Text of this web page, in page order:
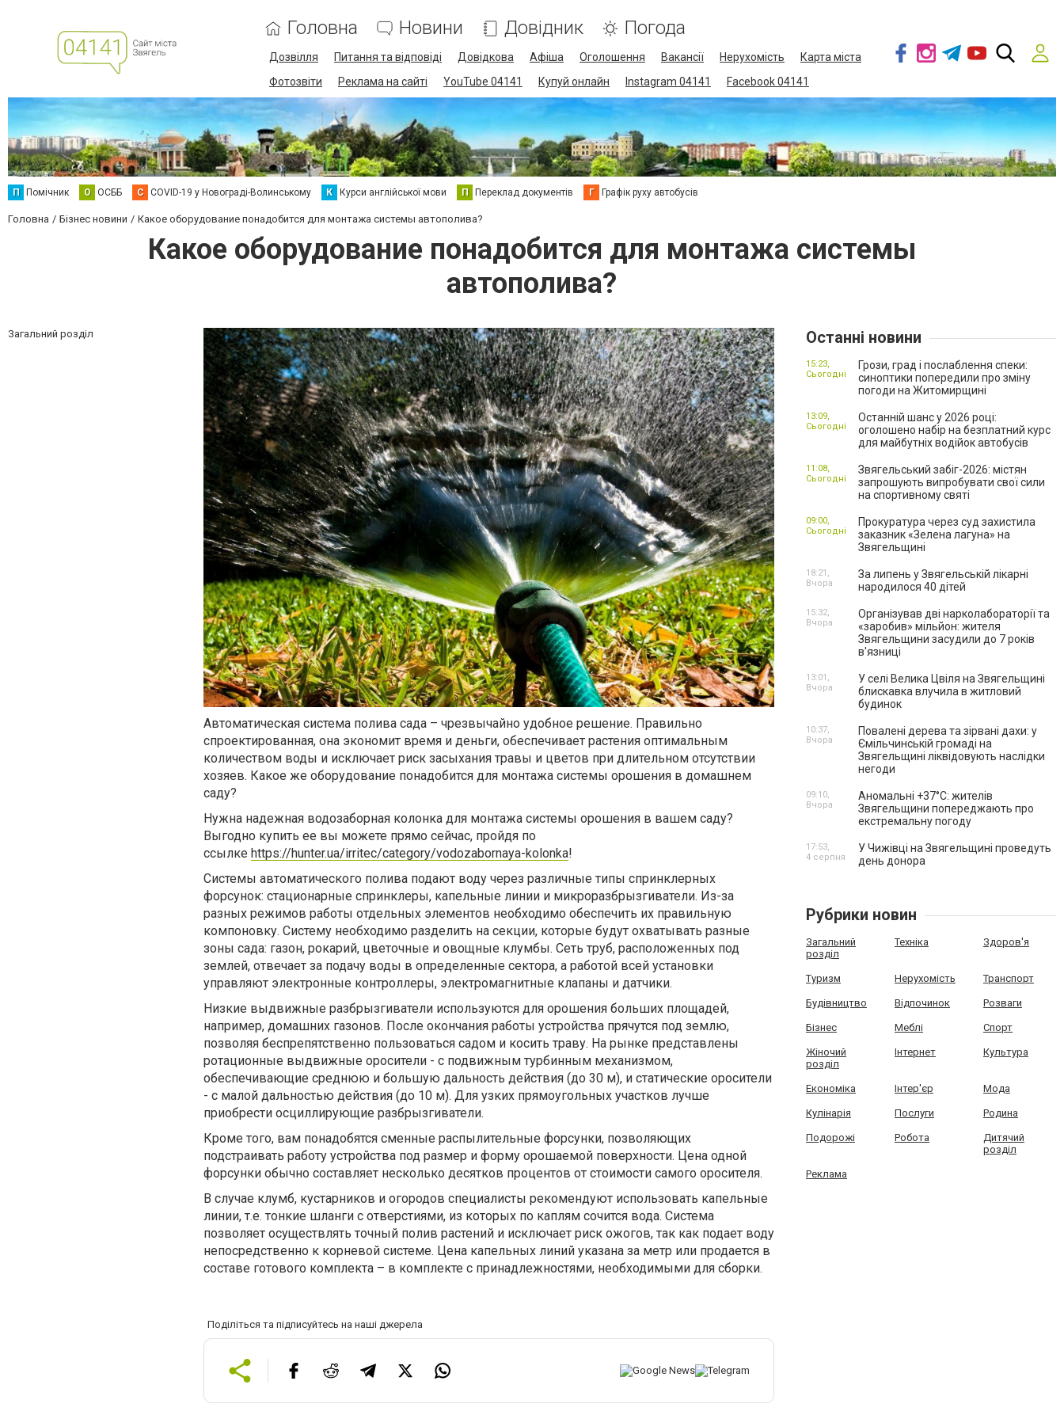
Головна Новини Довідник Погода
Дозвілля Питання та відповіді Довідкова Афіша Оголошення Вакансії Нерухомість
Карта міста
Фотозвіти
Реклама на сайті YouTube 04141 Купуй онлайн Instagram 04141 Facebook 04141
П Помічник О ОСББ C COVID-19 у Новограді-Волинському К Курси англійської мови П Переклад документів Г Графік руху автобусів
Головна Бізнес новини Какое оборудование понадобится для монтажа системы автополива?
Какое оборудование понадобится для монтажа системы
автополива?
Загальний розділ
Автоматическая система полива сада – чрезвычайно удобное решение. Правильно
спроектированная, она экономит время и деньги, обеспечивает растения оптимальным
количеством воды и исключает риск засыхания травы и цветов при длительном отсутствии
хозяев. Какое же оборудование понадобится для монтажа системы орошения в домашнем
саду?
Нужна надежная водозаборная колонка для монтажа системы орошения в вашем саду?
Выгодно купить ее вы можете прямо сейчас, пройдя по
ссылке https://hunter.ua/irritec/category/vodozabornaya-kolonka!
Системы автоматического полива подают воду через различные типы спринклерных
форсунок: стационарные спринклеры, капельные линии и микроразбрызгиватели. Из-за
разных режимов работы отдельных элементов необходимо обеспечить их правильную
компоновку. Систему необходимо разделить на секции, которые будут охватывать разные
зоны сада: газон, рокарий, цветочные и овощные клумбы. Сеть труб, расположенных под
землей, отвечает за подачу воды в определенные сектора, а работой всей установки
управляют электронные контроллеры, электромагнитные клапаны и датчики.
Низкие выдвижные разбрызгиватели используются для орошения больших площадей,
например, домашних газонов. После окончания работы устройства прячутся под землю,
позволяя беспрепятственно пользоваться садом и косить траву. На рынке представлены
ротационные выдвижные оросители - с подвижным турбинным механизмом,
обеспечивающие среднюю и большую дальность действия (до 30 м), и статические оросители
- с малой дальностью действия (до 10 м). Для узких прямоугольных участков лучше
приобрести осциллирующие разбрызгиватели.
Кроме того, вам понадобятся сменные распылительные форсунки, позволяющих
подстраивать работу устройства под размер и форму орошаемой поверхности. Цена одной
форсунки обычно составляет несколько десятков процентов от стоимости самого оросителя.
В случае клумб, кустарников и огородов специалисты рекомендуют использовать капельные
линии, т.е. тонкие шланги с отверстиями, из которых по каплям сочится вода. Система
позволяет осуществлять точный полив растений и исключает риск ожогов, так как подает воду
непосредственно к корневой системе. Цена капельных линий указана за метр или продается в
составе готового комплекта – в комплекте с принадлежностями, необходимыми для сборки.
Поділіться та підписуйтесь на наші джерела
Останні новини
Грози, град і послаблення спеки:
синоптики попередили про зміну
погоди на Житомирщині
15:23,
Сьогодні
Останній шанс у 2026 році:
оголошено набір на безплатний курс
для майбутніх водійок автобусів
13:09,
Сьогодні
Звягельський забіг-2026: містян
запрошують випробувати свої сили
на спортивному святі
11:08,
Сьогодні
Прокуратура через суд захистила
заказник «Зелена лагуна» на
Звягельщині
09:00,
Сьогодні
За липень у Звягельській лікарні
народилося 40 дітей
18:21,
Вчора
Організував дві нарколабораторії та
«заробив» мільйон: жителя
Звягельщини засудили до 7 років
в'язниці
15:32,
Вчора
У селі Велика Цвіля на Звягельщині
блискавка влучила в житловий
будинок
13:01,
Вчора
Повалені дерева та зірвані дахи: у
Ємільчинській громаді на
Звягельщині ліквідовують наслідки
негоди
10:37,
Вчора
Аномальні +37°C: жителів
Звягельщини попереджають про
екстремальну погоду
09:10,
Вчора
У Чижівці на Звягельщині проведуть
день донора
17:53,
4 серпня
Рубрики новин
Загальний
розділ
Техніка Здоров'я
Туризм Нерухомість Транспорт
Будівництво Відпочинок Розваги
Бізнес Меблі Спорт
Жіночий
розділ
Інтернет Культура
Економіка Інтер'єр Мода
Кулінарія Послуги Родина
Подорожі Робота
Дитячий
розділ
Реклама